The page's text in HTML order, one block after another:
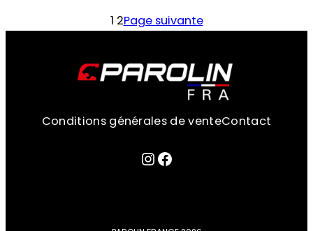
1 2Page suivante
Conditions générales de venteContact
Lien sur la page instagram
Facebook